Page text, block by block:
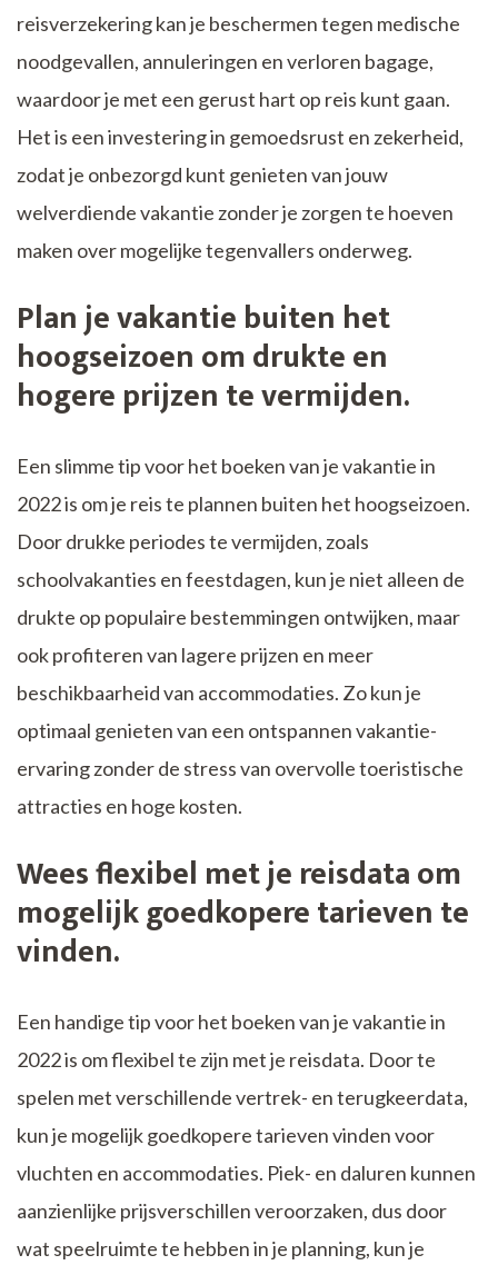
reisverzekering kan je beschermen tegen medische
noodgevallen, annuleringen en verloren bagage,
waardoor je met een gerust hart op reis kunt gaan.
Het is een investering in gemoedsrust en zekerheid,
zodat je onbezorgd kunt genieten van jouw
welverdiende vakantie zonder je zorgen te hoeven
maken over mogelijke tegenvallers onderweg.
Plan je vakantie buiten het
hoogseizoen om drukte en
hogere prijzen te vermijden.
Een slimme tip voor het boeken van je vakantie in
2022 is om je reis te plannen buiten het hoogseizoen.
Door drukke periodes te vermijden, zoals
schoolvakanties en feestdagen, kun je niet alleen de
drukte op populaire bestemmingen ontwijken, maar
ook profiteren van lagere prijzen en meer
beschikbaarheid van accommodaties. Zo kun je
optimaal genieten van een ontspannen vakantie-
ervaring zonder de stress van overvolle toeristische
attracties en hoge kosten.
Wees flexibel met je reisdata om
mogelijk goedkopere tarieven te
vinden.
Een handige tip voor het boeken van je vakantie in
2022 is om flexibel te zijn met je reisdata. Door te
spelen met verschillende vertrek- en terugkeerdata,
kun je mogelijk goedkopere tarieven vinden voor
vluchten en accommodaties. Piek- en daluren kunnen
aanzienlijke prijsverschillen veroorzaken, dus door
wat speelruimte te hebben in je planning, kun je